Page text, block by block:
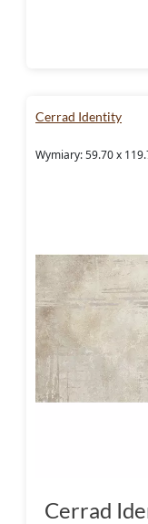
Cerrad Identity
Wymiary: 59.70 x
Cerrad